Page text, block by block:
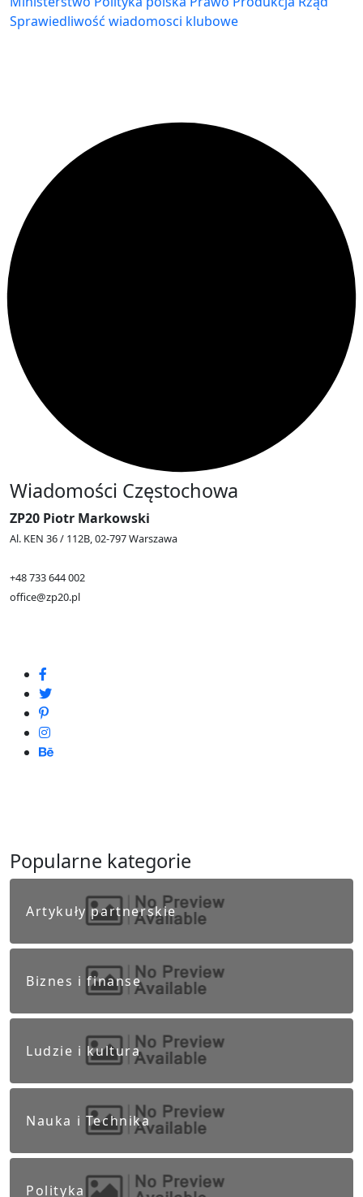
Sprawiedliwość wiadomosci klubowe
Wiadomości Częstochowa
ZP20 Piotr Markowski
Al. KEN 36 / 112B, 02-797 Warszawa
+48 733 644 002
office@zp20.pl
Popularne kategorie
Artykuły partnerskie
Biznes i finanse
Ludzie i kultura
Nauka i Technika
Polityka